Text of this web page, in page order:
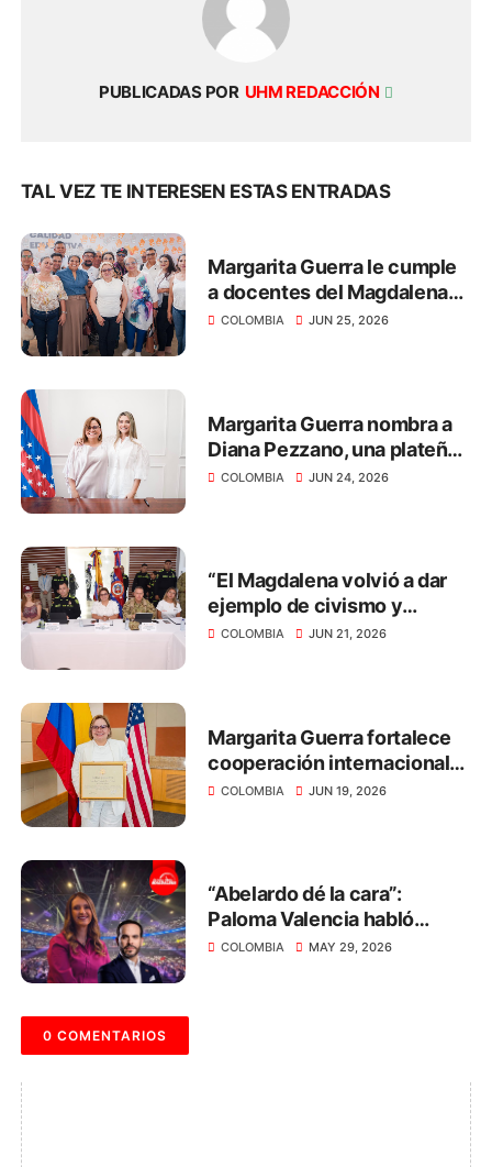
PUBLICADAS POR UHM REDACCIÓN
TAL VEZ TE INTERESEN ESTAS ENTRADAS
Margarita Guerra le cumple
a docentes del Magdalena
con el pago de salarios y
COLOMBIA JUN 25, 2026
Margarita Guerra nombra a
Diana Pezzano, una plateña,
como nueva secretaria de
COLOMBIA JUN 24, 2026
“El Magdalena volvió a dar
ejemplo de civismo y
respeto por la democracia
COLOMBIA JUN 21, 2026
Margarita Guerra fortalece
cooperación internacional
para impulsar el desarrollo
COLOMBIA JUN 19, 2026
“Abelardo dé la cara”:
Paloma Valencia habló
sobre el respeto hacia las
COLOMBIA MAY 29, 2026
0 COMENTARIOS